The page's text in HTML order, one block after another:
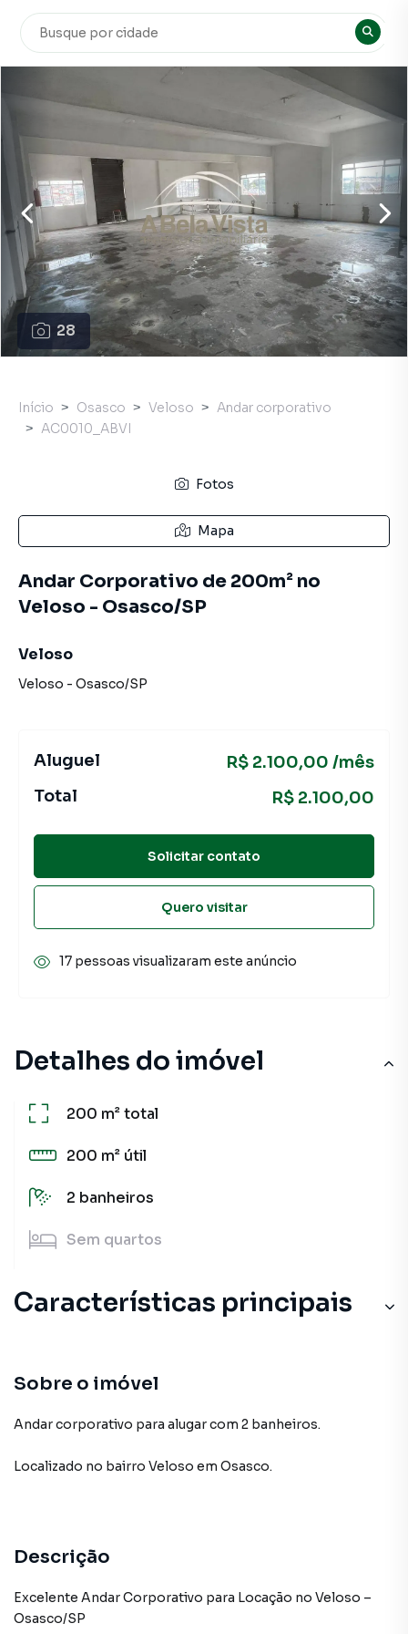
28
Detalhes do imóvel
200 m²total
200 m² útil
2 banheiros
Sem quartos
Características principais
Sobre o imóvel
Andar corporativo para alugar com 2 banheiros.
Localizado no bairro Veloso em Osasco.
Descrição
Excelente Andar Corporativo para Locação no Veloso –
Osasco/SP
Início Osasco Veloso
Andar corporativo
AC0010_ABVI
Fotos
Mapa
Andar Corporativo de 200m² no
Veloso - Osasco/SP
Veloso
Veloso - Osasco/SP
Aluguel
R$ 2.100,00 /mês
Total
R$ 2.100,00
Solicitar contato
Quero visitar
17 pessoas visualizaram este anúncio